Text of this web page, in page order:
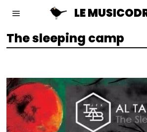
LE
The sleeping camp